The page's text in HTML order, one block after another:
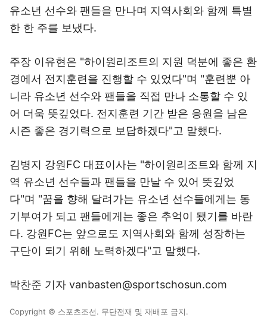
유소년 선수와 팬들을 만나며 지역사회와 함께 특별
한 한 주를 보냈다.
주장 이유현은 "하이원리조트의 지원 덕분에 좋은 환
경에서 전지훈련을 진행할 수 있었다"며 "훈련뿐 아
니라 유소년 선수와 팬들을 직접 만나 소통할 수 있
어 더욱 뜻깊었다. 전지훈련 기간 받은 응원을 남은
시즌 좋은 경기력으로 보답하겠다"고 말했다.
김병지 강원FC 대표이사는 "하이원리조트와 함께 지
역 유소년 선수들과 팬들을 만날 수 있어 뜻깊었
다"며 "꿈을 향해 달려가는 유소년 선수들에게는 동
기부여가 되고 팬들에게는 좋은 추억이 됐기를 바란
다. 강원FC는 앞으로도 지역사회와 함께 성장하는
구단이 되기 위해 노력하겠다"고 말했다.
박찬준 기자 vanbasten@sportschosun.com
Copyright © 스포츠조선. 무단전재 및 재배포 금지.